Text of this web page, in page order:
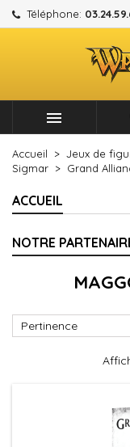
Téléphone:

Accueil Jeux de
Sigmar
Grand
ACCUEIL
NOTRE
Pertinence
Mes listes
Créer une
Créer une
Nom de la liste
Connexion
Vous devez être
votre liste d'envies.